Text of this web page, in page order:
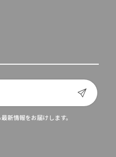
新情報をお届けします。